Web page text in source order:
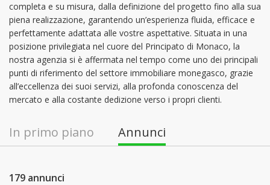
completa e su misura, dalla definizione del progetto fino alla sua
piena realizzazione, garantendo un’esperienza fluida, efficace e
perfettamente adattata alle vostre aspettative. Situata in una
posizione privilegiata nel cuore del Principato di Monaco, la
nostra agenzia si è affermata nel tempo come uno dei principali
punti di riferimento del settore immobiliare monegasco, grazie
all’eccellenza dei suoi servizi, alla profonda conoscenza del
mercato e alla costante dedizione verso i propri clienti.
In primo piano Annunci
179 annunci